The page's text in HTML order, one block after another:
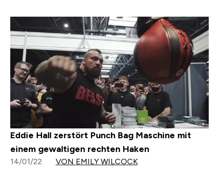
Eddie Hall zerstört Punch Bag Maschine mit
einem gewaltigen rechten Haken
14/01/22 VON EMILY WILCOCK